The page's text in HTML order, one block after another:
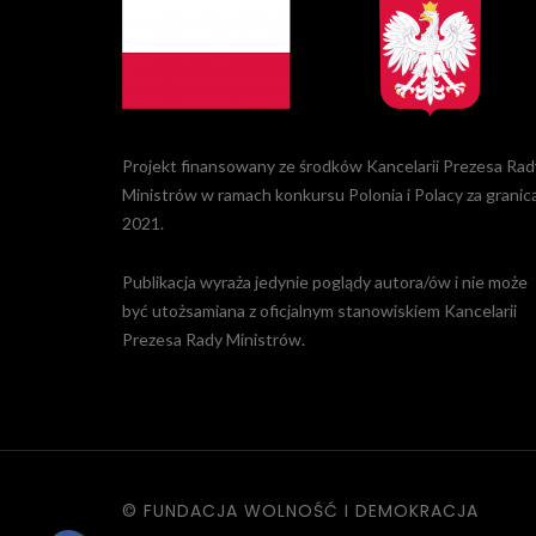
Projekt finansowany ze środków Kancelarii Prezesa
Ministrów w ramach konkursu Polonia i Polacy za
2021.
Publikacja wyraża jedynie poglądy autora/ów i nie może
być utożsamiana z oficjalnym stanowiskiem Kancelarii
Prezesa Rady Ministrów.
© FUNDACJA WOLNOŚĆ I DEMOKRACJA